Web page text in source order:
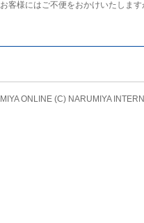
お客様にはご不便をおかけいたしま